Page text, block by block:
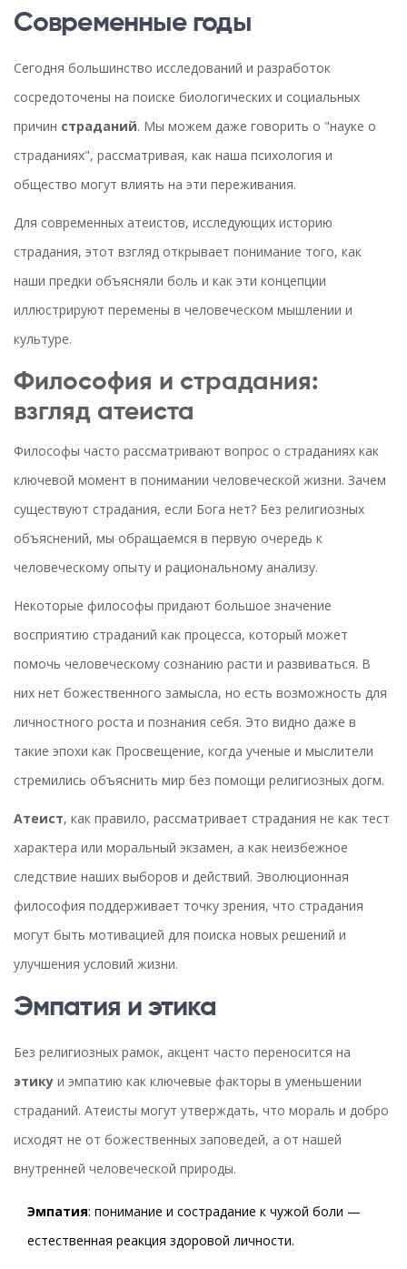
Современные годы
Сегодня большинство исследований и разработок
сосредоточены на поиске биологических и социальных
причин страданий. Мы можем даже говорить о "науке о
страданиях", рассматривая, как наша психология и
общество могут влиять на эти переживания.
Для современных атеистов, исследующих историю
страдания, этот взгляд открывает понимание того, как
наши предки объясняли боль и как эти концепции
иллюстрируют перемены в человеческом мышлении и
культуре.
Философия и страдания:
взгляд атеиста
Философы часто рассматривают вопрос о страданиях как
ключевой момент в понимании человеческой жизни. Зачем
существуют страдания, если Бога нет? Без религиозных
объяснений, мы обращаемся в первую очередь к
человеческому опыту и рациональному анализу.
Некоторые философы придают большое значение
восприятию страданий как процесса, который может
помочь человеческому сознанию расти и развиваться. В
них нет божественного замысла, но есть возможность для
личностного роста и познания себя. Это видно даже в
такие эпохи как Просвещение, когда ученые и мыслители
стремились объяснить мир без помощи религиозных догм.
Атеист, как правило, рассматривает страдания не как тест
характера или моральный экзамен, а как неизбежное
следствие наших выборов и действий. Эволюционная
философия поддерживает точку зрения, что страдания
могут быть мотивацией для поиска новых решений и
улучшения условий жизни.
Эмпатия и этика
Без религиозных рамок, акцент часто переносится на
этику и эмпатию как ключевые факторы в уменьшении
страданий. Атеисты могут утверждать, что мораль и добро
исходят не от божественных заповедей, а от нашей
внутренней человеческой природы.
Эмпатия: понимание и сострадание к чужой боли —
естественная реакция здоровой личности.